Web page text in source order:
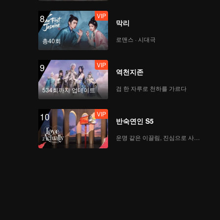
8
총40회
VIP
막리
로맨스 · 시대극
9
534회까지 업데이트
VIP
역천지존
검 한 자루로 천하를 가르다
10 VIP
반숙연인 S5
운명 같은 이끌림, 진심으로 사랑하다